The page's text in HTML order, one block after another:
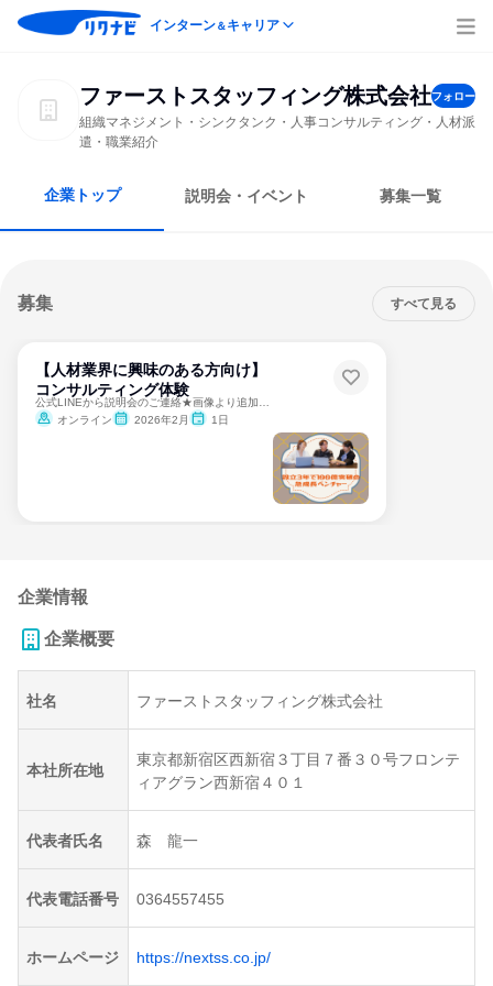
インターン＆キャリア
ファーストスタッフィング株式会社フォロー
組織マネジメント・シンクタンク・人事コンサルティング・人材派
遣・職業紹介
企業トップ 説明会・イベント 募集一覧
募集 すべて見る
【人材業界に興味のある方向け】
コンサルティング体験
オンライン
2026年2月 1日
企業情報
企業概要
社名 ファーストスタッフィング株式会社
本社所在地
東京都新宿区西新宿３丁目７番３０号フロンテ
ィアグラン西新宿４０１
代表者氏名 森 龍一
代表電話番号 0364557455
ホームページ https://nextss.co.jp/